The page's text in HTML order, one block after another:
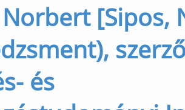
Norbert [Sipos,
és